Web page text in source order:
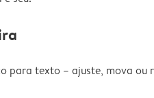
para texto – ajuste, mova ou